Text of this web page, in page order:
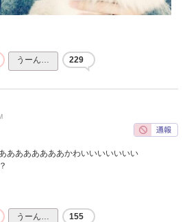
うーん… 229
あああああああかわいいいいいいい
うーん… 155